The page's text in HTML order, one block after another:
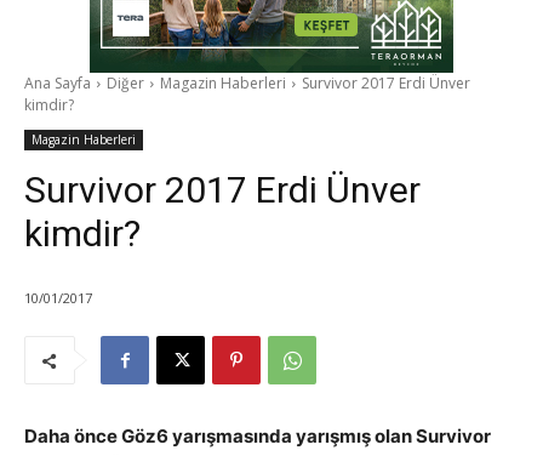
Ana Sayfa Diğer Magazin Haberleri
Survivor 2017 Erdi Ünver
kimdir?
Magazin Haberleri
Survivor 2017 Erdi Ünver
kimdir?
10/01/2017
Daha önce Göz6 yarışmasında yarışmış olan Survivor